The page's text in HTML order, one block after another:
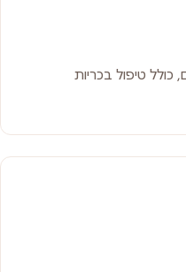
כולל טיפול בכריות